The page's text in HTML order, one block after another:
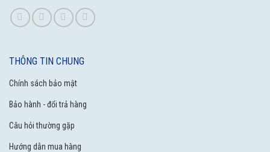
THÔNG TIN CHUNG
Chính sách bảo mật
Bảo hành - đổi trả hàng
Câu hỏi thường gặp
Hướng dẫn mua hàng